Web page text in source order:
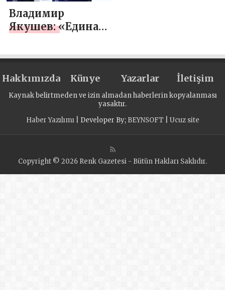
Владимир
Якушев: «Единая
предварительное
й раз
Hakkımızda Künye Yazarlar İletişim
Kaynak belirtmeden ve izin almadan haberlerin kopyalanması
yasaktır.
Haber Yazılımı| Developer By; BEYNSOFT Ucuz site
Copyright © 2026 Renk Gazetesi - Bütün Hakları Saklıdır.